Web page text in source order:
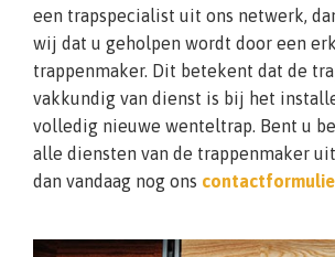
een trapspecialist uit ons netwerk,
wij dat u geholpen wordt door een
trappenmaker. Dit betekent dat de
vakkundig van dienst is bij het
volledig nieuwe wenteltrap. Bent u
alle diensten van de trappenmaker
dan vandaag nog ons